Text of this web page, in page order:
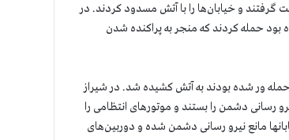
گرفتند و خیابان‌ها را با آتش مسدود کردند. در
بود حمله کردند که منجر به پراکنده شدن
ور شده بودند به آتش کشیده شد. در شیراز
دشمن را بستند و موتورهای انتظامی را
مانع نیرو رسانی دشمن شده و دوربین‌های